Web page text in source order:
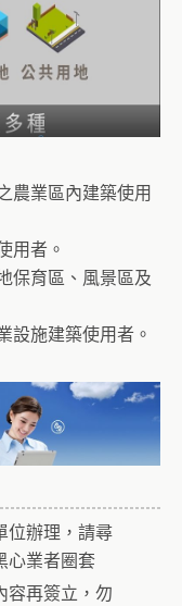
農業區內建築使用
用者。
保育區、風景區及
設施建築使用者。
位辦理，請尋
心業者圈套
容再簽立，勿